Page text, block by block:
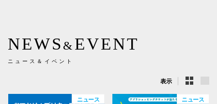
NEWS & EVENT
ニュース＆イベント
表示
ニュース ニュース